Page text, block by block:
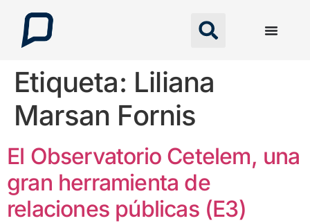
Etiqueta: Liliana
Marsan Fornis
El Observatorio Cetelem, una
gran herramienta de
relaciones públicas (E3)